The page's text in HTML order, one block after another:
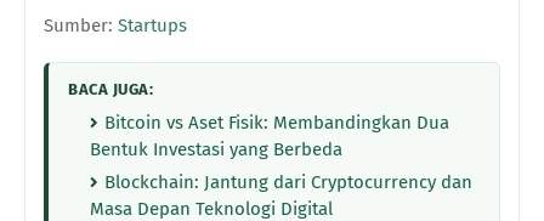
Sumber: Startups
BACA JUGA:
Bitcoin vs Aset Fisik: Membandingkan Dua
Bentuk Investasi yang Berbeda
Blockchain: Jantung dari Cryptocurrency dan
Masa Depan Teknologi Digital